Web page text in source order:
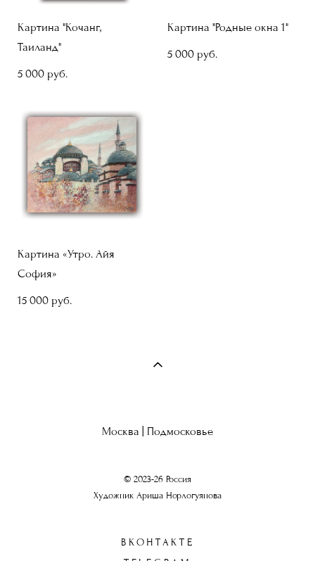
Картина "Кочанг,
Таиланд"
5 000 pуб.
Картина "Родные окна 1"
5 000 pуб.
Картина «Утро. Айя
София»
15 000 pуб.
Москва | Подмосковье
© 2023-26 Россия
Художник Ариша Норлогуянова
ВКОНТАКТЕ